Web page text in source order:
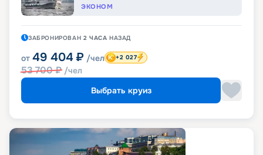
ЭКОНОМ
ЗАБРОНИРОВАН 2 ЧАСА НАЗАД
от 49 404 ₽ /чел
53 700₽ /чел
+2 027
Выбрать круиз